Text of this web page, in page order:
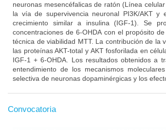
neuronas mesencéfalicas de ratón (Línea
la vía de supervivencia neuronal PI3K/AKT y
crecimiento similar a insulina (IGF-1). Se
concentraciones de 6-OHDA con el propósito
técnica de viabilidad MTT. La contribución de la
las proteínas AKT-total y AKT fosforilada en
IGF-1 + 6-OHDA. Los resultados obtenidos a
entendimiento de los mecanismos
selectiva de neuronas dopaminérgicas y los
Convocatoria